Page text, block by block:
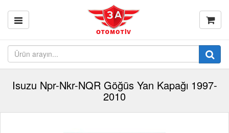
Isuzu Npr-Nkr-NQR Göğüs Yan Kapağı 1997-
2010